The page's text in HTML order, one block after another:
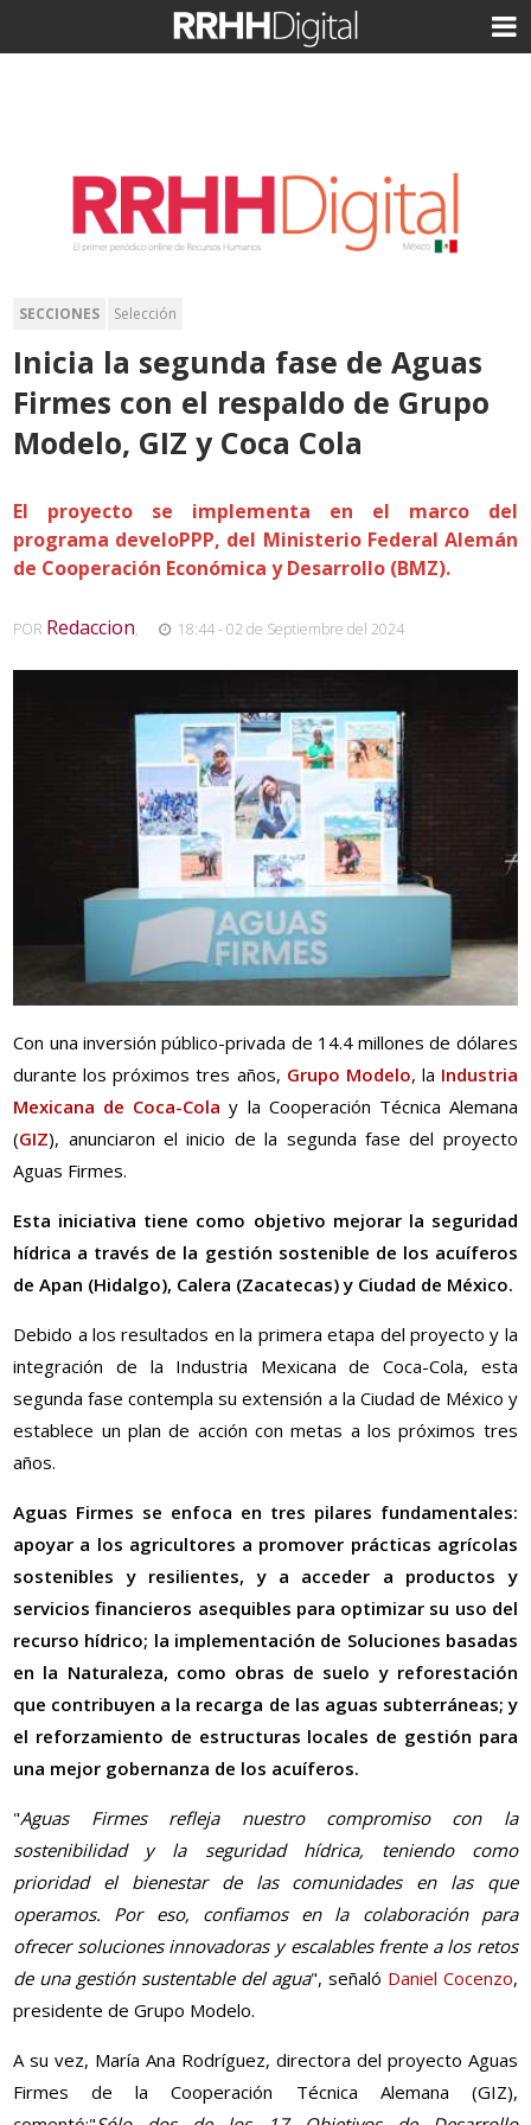
SECCIONES Selección
Inicia la segunda fase de Aguas
Firmes con el respaldo de Grupo
Modelo, GIZ y Coca Cola
El proyecto se implementa en el marco del
programa develoPPP, del Ministerio Federal Alemán
de Cooperación Económica y Desarrollo (BMZ).
POR Redaccion, 18:44 - 02 de Septiembre del 2024
Con una inversión público-privada de 14.4 millones de dólares
durante los próximos tres años, Grupo Modelo, la Industria
Mexicana de Coca-Cola y la Cooperación Técnica Alemana
(GIZ), anunciaron el inicio de la segunda fase del proyecto
Aguas Firmes.
Esta iniciativa tiene como objetivo mejorar la seguridad
hídrica a través de la gestión sostenible de los acuíferos
de Apan (Hidalgo), Calera (Zacatecas) y Ciudad de México.
Debido a los resultados en la primera etapa del proyecto y la
integración de la Industria Mexicana de Coca-Cola, esta
segunda fase contempla su extensión a la Ciudad de México y
establece un plan de acción con metas a los próximos tres
años.
Aguas Firmes se enfoca en tres pilares fundamentales:
apoyar a los agricultores a promover prácticas agrícolas
sostenibles y resilientes, y a acceder a productos y
servicios financieros asequibles para optimizar su uso del
recurso hídrico; la implementación de Soluciones basadas
en la Naturaleza, como obras de suelo y reforestación
que contribuyen a la recarga de las aguas subterráneas; y
el reforzamiento de estructuras locales de gestión para
una mejor gobernanza de los acuíferos.
"Aguas Firmes refleja nuestro compromiso con la
sostenibilidad y la seguridad hídrica, teniendo como
prioridad el bienestar de las comunidades en las que
operamos. Por eso, confiamos en la colaboración para
ofrecer soluciones innovadoras y escalables frente a los retos
de una gestión sustentable del agua", señaló Daniel Cocenzo,
presidente de Grupo Modelo.
A su vez, María Ana Rodríguez, directora del proyecto Aguas
Firmes de la Cooperación Técnica Alemana (GIZ),